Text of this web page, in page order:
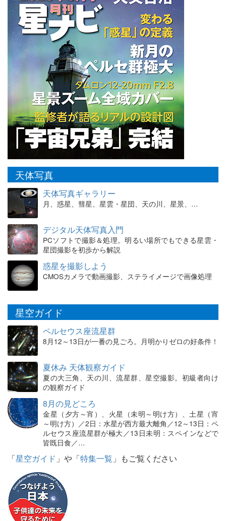
天体写真
天体写真ギャラリー
月、惑星、彗星、星雲・星団、天の川、星景、…
デジタル天体写真入門
PCソフトで撮影＆処理。明るい場所でもできる星雲・
星団撮影を初歩から解説
惑星を撮影しよう
CMOSカメラで動画撮影、ステライメージで画像処理
星空ガイド
ペルセウス座流星群
8月12～13日が一番の見ごろ。月明かりゼロの好条件！
夏休み 天体観察ガイド
夏の大三角、天の川、流星群、星空撮影。初級者向け
の観察ガイド
8月の見どころ
金星（夕方～宵）、火星（未明～明け方）、土星（宵
～明け方）／2日：水星が西方最大離角／12～13日：ペ
ルセウス座流星群が極大／13日未明：スペインなどで
皆既日食／…
「星空ガイド 」や「特集一覧 」もご覧ください